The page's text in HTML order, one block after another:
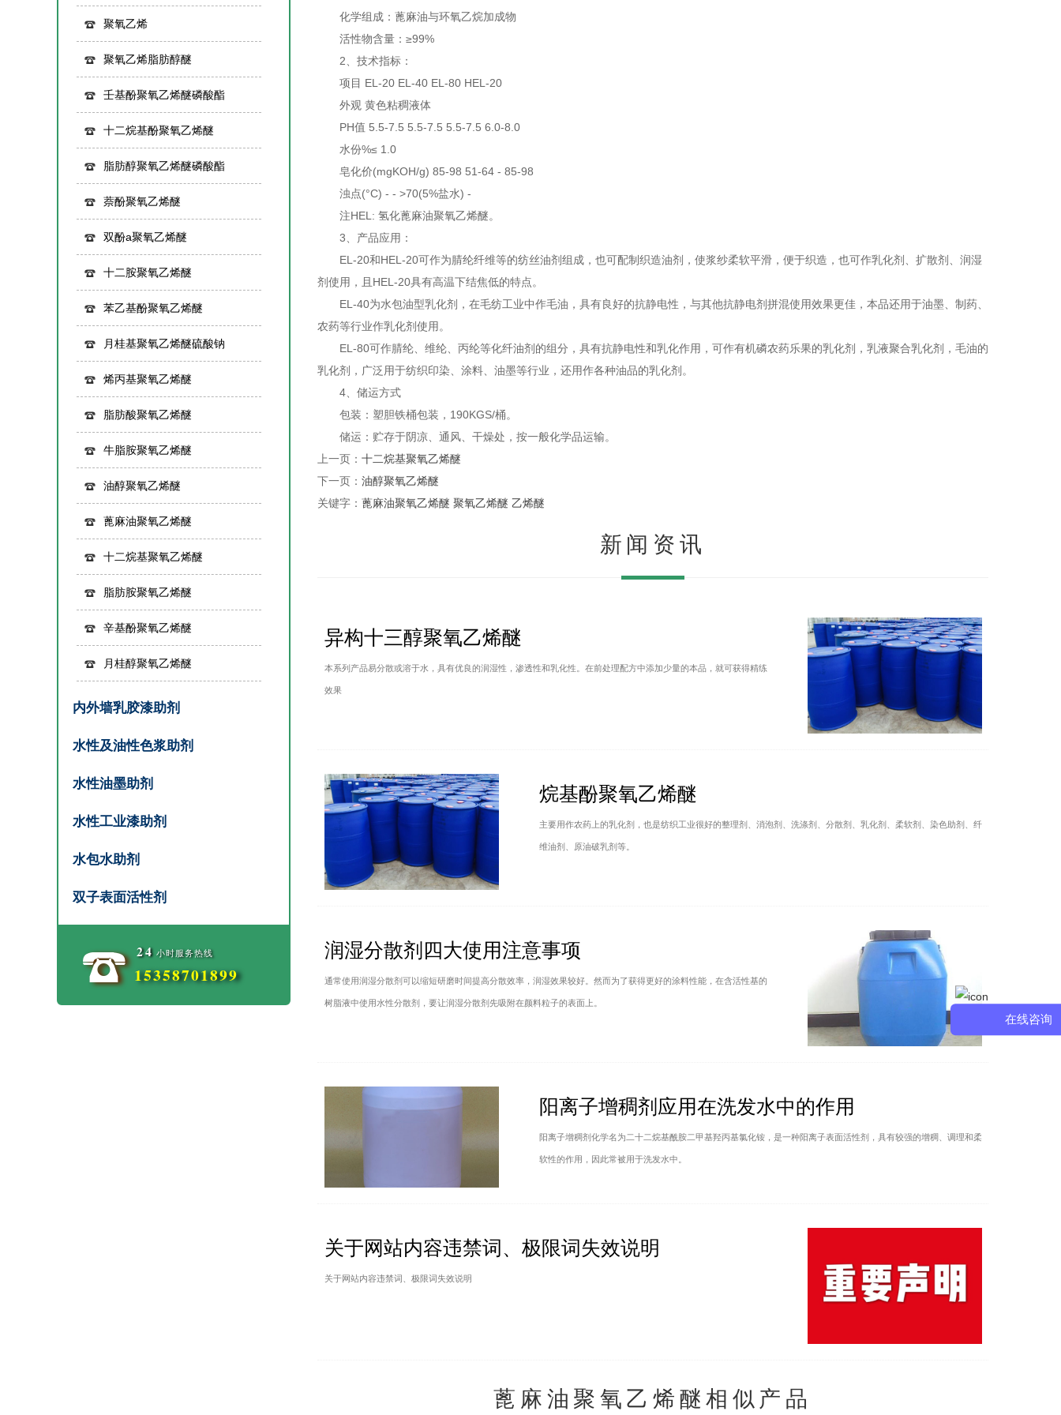
化学组成：蓖麻油与环氧乙烷加成物
活性物含量：≥99%
2、技术指标：
项目 EL-20 EL-40 EL-80 HEL-20
外观 黄色粘稠液体
PH值 5.5-7.5 5.5-7.5 5.5-7.5 6.0-8.0
水份%≤ 1.0
皂化价(mgKOH/g) 85-98 51-64 - 85-98
浊点(°C) - - >70(5%盐水) -
注HEL: 氢化蓖麻油聚氧乙烯醚。
3、产品应用：
EL-20和HEL-20可作为腈纶纤维等的纺丝油剂组成，也可配制织造油剂，使浆纱柔软平滑，便于织造，也可作乳化剂、扩散剂、润湿
剂使用，且HEL-20具有高温下结焦低的特点。
EL-40为水包油型乳化剂，在毛纺工业中作毛油，具有良好的抗静电性，与其他抗静电剂拼混使用效果更佳，本品还用于油墨、制药、
农药等行业作乳化剂使用。
EL-80可作腈纶、维纶、丙纶等化纤油剂的组分，具有抗静电性和乳化作用，可作有机磷农药乐果的乳化剂，乳液聚合乳化剂，毛油的
乳化剂，广泛用于纺织印染、涂料、油墨等行业，还用作各种油品的乳化剂。
4、储运方式
包装：塑胆铁桶包装，190KGS/桶。
储运：贮存于阴凉、通风、干燥处，按一般化学品运输。
上一页： 十二烷基聚氧乙烯醚
下一页： 油醇聚氧乙烯醚
关键字： 蓖麻油聚氧乙烯醚 聚氧乙烯醚 乙烯醚
新闻资讯
异构十三醇聚氧乙烯醚
本系列产品易分散或溶于水，具有优良的润湿性，渗透性和乳化性。在前处理配方中添加少量的本品，就可获得精练
效果
烷基酚聚氧乙烯醚
主要用作农药上的乳化剂，也是纺织工业很好的整理剂、消泡剂、洗涤剂、分散剂、乳化剂、柔软剂、染色助剂、纤
维油剂、原油破乳剂等。
润湿分散剂四大使用注意事项
通常使用润湿分散剂可以缩短研磨时间提高分散效率，润湿效果较好。然而为了获得更好的涂料性能，在含活性基的
树脂液中使用水性分散剂，要让润湿分散剂先吸附在颜料粒子的表面上。
阳离子增稠剂应用在洗发水中的作用
阳离子增稠剂化学名为二十二烷基酰胺二甲基羟丙基氯化铵，是一种阳离子表面活性剂，具有较强的增稠、调理和柔
软性的作用，因此常被用于洗发水中。
关于网站内容违禁词、极限词失效说明
关于网站内容违禁词、极限词失效说明
蓖麻油聚氧乙烯醚相似产品
聚氧乙烯
聚氧乙烯脂肪醇醚
壬基酚聚氧乙烯醚磷酸酯
十二烷基酚聚氧乙烯醚
脂肪醇聚氧乙烯醚磷酸酯
萘酚聚氧乙烯醚
双酚a聚氧乙烯醚
十二胺聚氧乙烯醚
苯乙基酚聚氧乙烯醚
月桂基聚氧乙烯醚硫酸钠
烯丙基聚氧乙烯醚
脂肪酸聚氧乙烯醚
牛脂胺聚氧乙烯醚
油醇聚氧乙烯醚
蓖麻油聚氧乙烯醚
十二烷基聚氧乙烯醚
脂肪胺聚氧乙烯醚
辛基酚聚氧乙烯醚
月桂醇聚氧乙烯醚
内外墙乳胶漆助剂
水性及油性色浆助剂
水性油墨助剂
水性工业漆助剂
水包水助剂
双子表面活性剂
24 小时服务热线
15358701899
在线咨询